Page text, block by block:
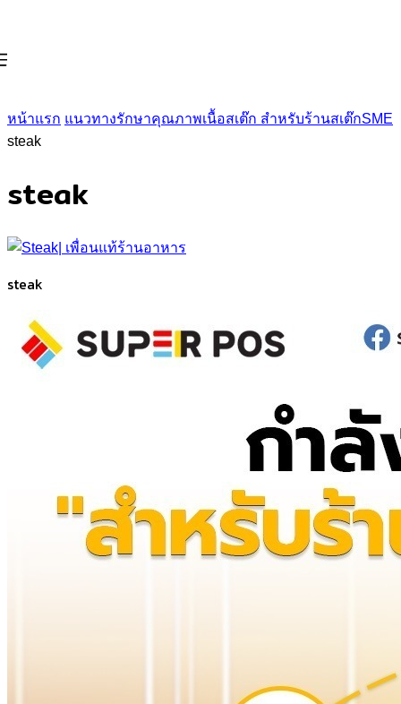
หน้าแรก แนวทางรักษาคุณภาพเนื้อสเต๊ก สำหรับร้านสเต๊กSME
steak
steak
steak